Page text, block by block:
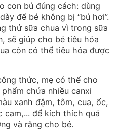
con bú đúng cách: dùng
để bé không bị “bú hơi”.
thử sữa chua vì trong sữa
sẽ giúp cho bé tiêu hóa
còn có thể tiêu hóa được
thức, mẹ có thể cho
chứa nhiều canxi
xanh đậm, tôm, cua, ốc,
cam,... để kích thích quá
và răng cho bé.